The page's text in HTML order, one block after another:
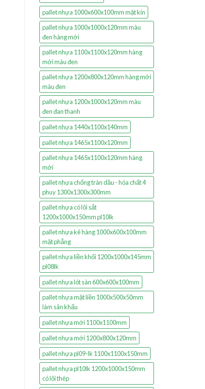
pallet nhựa 1000x600x100mm mặt kín
pallet nhựa 1000x1000x120mm màu
đen hàng mới
pallet nhựa 1100x1100x120mm hàng
mới màu đen
pallet nhựa 1200x800x120mm hàng mới
màu đen
pallet nhựa 1200x1000x120mm màu
đen đan thanh
pallet nhựa 1440x1100x140mm
pallet nhựa 1465x1100x120mm
pallet nhựa 1465x1100x120mm hàng
mới
pallet nhựa chống tràn dầu - hóa chất 4
phuy 1300x1300x300mm
pallet nhựa có lõi sắt
1200x1000x150mm pl10lk
pallet nhựa kê hàng 1000x600x100mm
mặt phẳng
pallet nhựa liền khối 1200x1000x145mm
pl08lk
pallet nhựa lót sàn 600x600x100mm
pallet nhựa mặt liền 1000x500x50mm
làm sân khấu
pallet nhựa mới 1100x1100mm
pallet nhựa mới 1200x800x120mm
pallet nhựa pl09-lk 1100x1100x150mm
pallet nhựa pl10lk 1200x1000x150mm
có lõi thép